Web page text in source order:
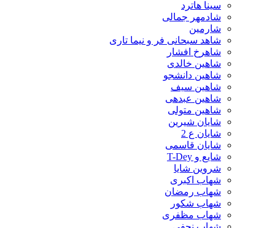
شادمهر جمالی
شاهد سبحانی فر و نیما تاری
شاهرخ افشار
شاهین خالدی
شاهین دانشجو
شاهین سیف
شاهین عبدهی
شاهین متولی
شایان شیرین
شایان قاسمی
شروین شایا
شهاب اکبری
شهاب رمضان
شهاب شکور
شهاب مظفری